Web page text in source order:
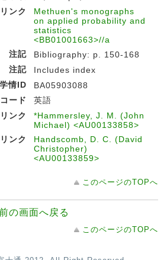
ンク
Methuen's monographs
on applied probability and
statistics
<BB01001663>//a
注記
Bibliography: p. 150-168
注記
Includes index
学情ID
BA05903088
ード
英語
ンク
*Hammersley, J. M. (John
Michael) <AU00133858>
ンク
Handscomb, D. C. (David
Christopher)
<AU00133859>
このページのTOPへ
の画面へ戻る
このページのTOPへ